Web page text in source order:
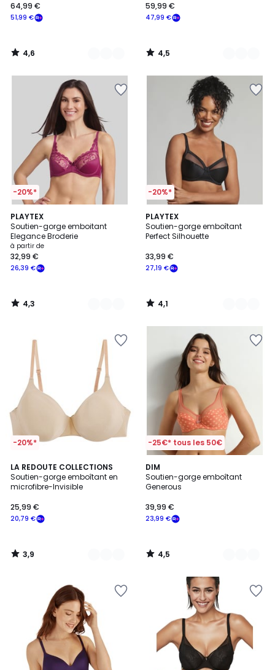
51,99 €
64,99 €
4,6
/
47,99 €
59,99 €
4,5
/
-20%*
PLAYTEX
Soutien-gorge emboitant
Elegance Broderie
à partir de
26,39 €
32,99 €
4,3
/ 5
6
Couleurs
4,3
/
-20%*
PLAYTEX
Soutien-gorge emboîtant
Perfect Silhouette
27,19 €
33,99 €
4,1
/ 5
3
Couleurs
4,1
/
-20%*
LA REDOUTE COLLECTIONS
Soutien-gorge emboîtant en
microfibre-Invisible
20,79 €
25,99 €
3,9
/ 5
3
Couleurs
3,9
/
-25€* tous les 50€
DIM
Soutien-gorge emboîtant
Generous
23,99 €
39,99 €
4,5
/ 5
3
Couleurs
4,5
/